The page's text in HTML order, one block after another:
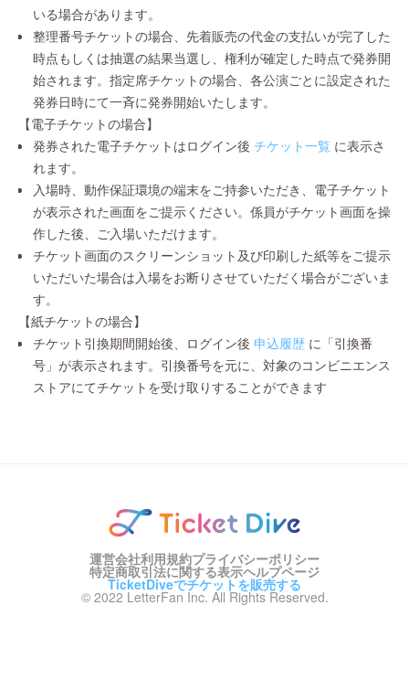
いる場合があります。
整理番号チケットの場合、先着販売の代金の支払いが完了した
時点もしくは抽選の結果当選し、権利が確定した時点で発券開
始されます。指定席チケットの場合、各公演ごとに設定された
発券日時にて一斉に発券開始いたします。
【電子チケットの場合】
発券された電子チケットはログイン後 チケット一覧 に表示さ
れます。
入場時、動作保証環境の端末をご持参いただき、電子チケット
が表示された画面をご提示ください。係員がチケット画面を操
作した後、ご入場いただけます。
チケット画面のスクリーンショット及び印刷した紙等をご提示
いただいた場合は入場をお断りさせていただく場合がございま
す。
【紙チケットの場合】
チケット引換期間開始後、ログイン後 申込履歴 に「引換番
号」が表示されます。引換番号を元に、対象のコンビニエンス
ストアにてチケットを受け取りすることができます
運営会社利用規約プライバシーポリシー
特定商取引法に関する表示ヘルプページ
TicketDiveでチケットを販売する
© 2022 LetterFan Inc. All Rights Reserved.